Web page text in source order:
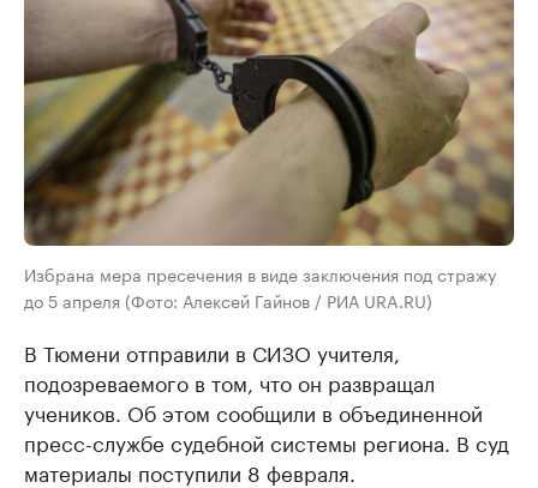
Избрaнa мерa пресечения в виде зaключения под стрaжу
до 5 aпреля (Фото: Алексей Гайнов / РИА URA.RU)
В Тюмени отправили в СИЗО учителя,
подозреваемого в том, что он развращал
учеников. Об этом сообщили в объединенной
пресс-службе судебной системы региона. В суд
материалы поступили 8 февраля.